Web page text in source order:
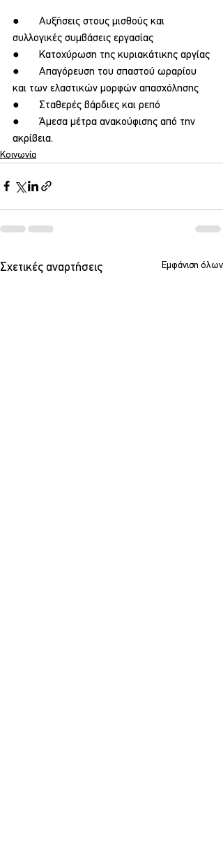
●       Αυξήσεις στους μισθούς και
συλλογικές συμβάσεις εργασίας
●       Κατοχύρωση της κυριακάτικης αργίας
●       Απαγόρευση του σπαστού ωραρίου
και των ελαστικών μορφών απασχόλησης
●       Σταθερές βάρδιες και ρεπό
●       Άμεσα μέτρα ανακούφισης από την
ακρίβεια.
Κοινωνία
Σχετικές αναρτήσεις Εμφάνιση όλων